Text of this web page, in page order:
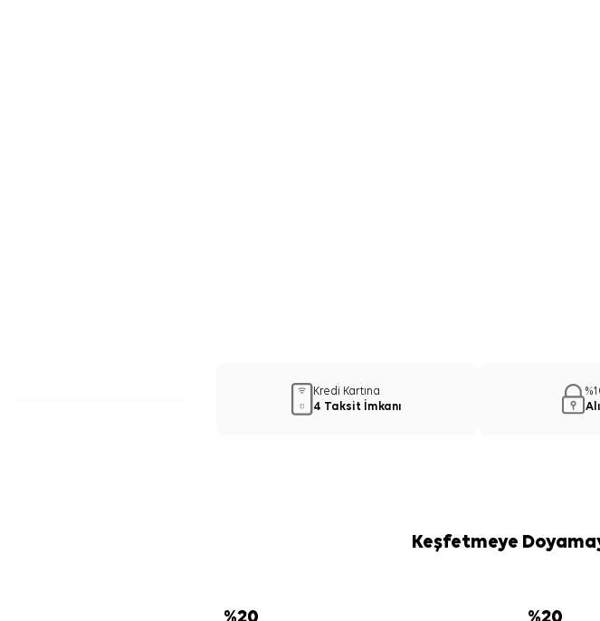
Kredi Kartına
4 Taksit İmkanı
Keşfetmeye